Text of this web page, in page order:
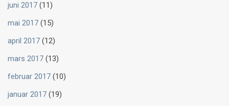
juni 2017 (11)
mai 2017 (15)
april 2017 (12)
mars 2017 (13)
februar 2017 (10)
januar 2017 (19)